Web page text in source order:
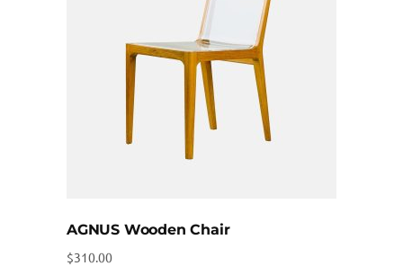
AGNUS Wooden Chair
$310.00